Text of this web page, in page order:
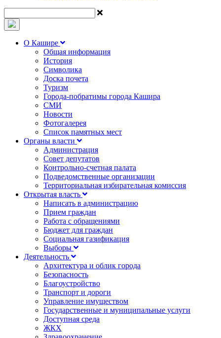
О Кашире
Общая информация
История
Символика
Доска почета
Туризм
Города-побратимы города Кашира
СМИ
Новости
Фотогалерея
Список памятных мест
Органы власти
Администрация
Совет депутатов
Контрольно-счетная палата
Подведомственные организации
Территориальная избирательная комиссия
Открытая власть
Написать в администрацию
Прием граждан
Работа с обращениями
Бюджет для граждан
Социальная газификация
Выборы
Деятельность
Архитектура и облик города
Безопасность
Благоустройство
Транспорт и дороги
Управление имуществом
Государственные и муниципальные услуги
Доступная среда
ЖКХ